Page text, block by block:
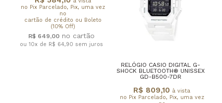
no Pix Parcelado, Pix, uma vez
no
cartão de crédito ou Boleto
(10% Off)
R$ 649,00
ou 10x de R$ 64,90 sem juros
RELÓGIO CASIO DIGITAL G-
SHOCK BLUETOOTH® UNISSEX
GD-B500-7DR
R$ 809,10 à vista
no Pix Parcelado, Pix, uma vez